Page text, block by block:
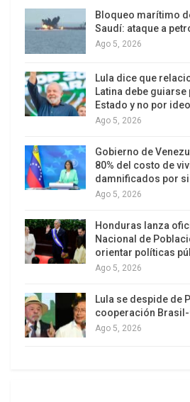
banda «Los Rastrojos» y es
principales cabezas» de las
(bandas criminales) con
Calle Serna, según el
Además, operaba «al lado de
Daniel Rendón alias «Don
Pedro Oliverio Guerrero y los
El Aissami especificó que
drogas hacia algunas zonas
donde, dijo, también
paramilitares del bloque
«Ha sido capturado uno de los
buscados de América Latina,
Bloqueo marítimo
Saudí: ataque a
Ago 5, 2026
Lula dice que
Latina debe
Estado y no por
Ago 5, 2026
Gobierno de
80% del costo de
damnificados por
Ago 5, 2026
Honduras lanza
Nacional de
orientar políticas
Ago 5, 2026
Lula se despide de
cooperación
Ago 5, 2026